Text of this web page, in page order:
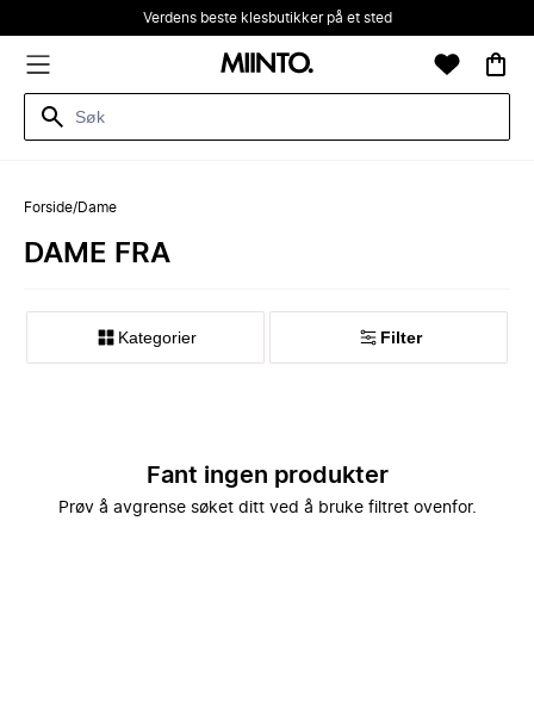
Verdens beste klesbutikker på et sted
Forside/Dame
DAME FRA
Kategorier Filter
Fant ingen produkter
Prøv å avgrense søket ditt ved å bruke filtret ovenfor.